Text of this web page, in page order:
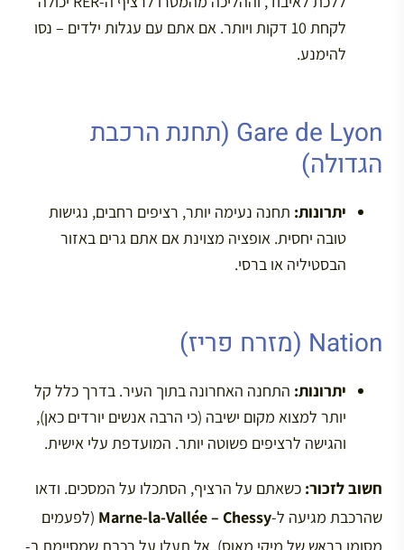
לקחת 10 דקות ויותר. אם אתם עם עגלות ילדים – נסו
להימנע.
Gare de Lyon (תחנת הרכבת
הגדולה)
יתרונות: תחנה נעימה יותר, רציפים רחבים, נגישות
טובה יחסית. אופציה מצוינת אם אתם גרים באזור
הבסטיליה או ברסי.
Nation (מזרח פריז)
יתרונות: התחנה האחרונה בתוך העיר. בדרך כלל קל
יותר למצוא מקום ישיבה (כי הרבה אנשים יורדים כאן),
והגישה לרציפים פשוטה יותר. המועדפת עלי אישית.
חשוב לזכור: כשאתם על הרציף, הסתכלו על המסכים. ודאו
שהרכבת מגיעה ל-Marne-la-Vallée – Chessy (לפעמים